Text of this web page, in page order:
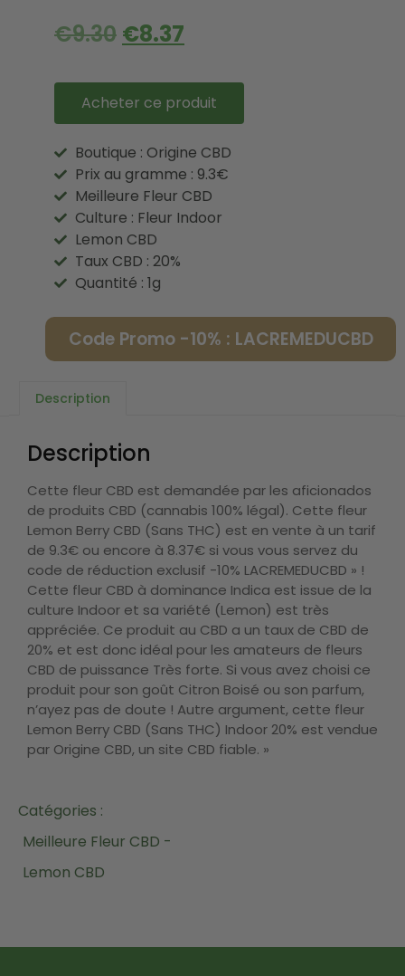
€9.30 €8.37
Acheter ce produit
Boutique : Origine CBD
Prix au gramme : 9.3€
Meilleure Fleur CBD
Culture : Fleur Indoor
Lemon CBD
Taux CBD : 20%
Quantité : 1g
Code Promo -10% : LACREMEDUCBD
Description
Description
Cette fleur CBD est demandée par les aficionados
de produits CBD (cannabis 100% légal). Cette fleur
Lemon Berry CBD (Sans THC) est en vente à un tarif
de 9.3€ ou encore à 8.37€ si vous vous servez du
code de réduction exclusif -10% LACREMEDUCBD » !
Cette fleur CBD à dominance Indica est issue de la
culture Indoor et sa variété (Lemon) est très
appréciée. Ce produit au CBD a un taux de CBD de
20% et est donc idéal pour les amateurs de fleurs
CBD de puissance Très forte. Si vous avez choisi ce
produit pour son goût Citron Boisé ou son parfum,
n’ayez pas de doute ! Autre argument, cette fleur
Lemon Berry CBD (Sans THC) Indoor 20% est vendue
par Origine CBD, un site CBD fiable. »
Catégories :
Meilleure Fleur CBD -
Lemon CBD